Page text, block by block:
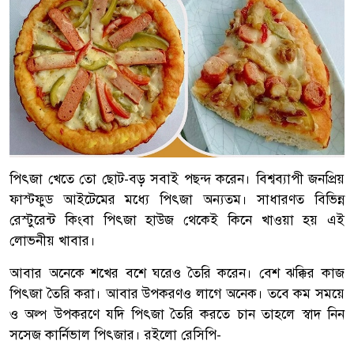
পিৎজা খেতে তো ছোট-বড় সবাই পছন্দ করেন। বিশ্বব্যাপী জনপ্রিয়
ফাস্টফুড আইটেমের মধ্যে পিৎজা অন্যতম। সাধারণত বিভিন্ন
রেস্টুরেন্ট কিংবা পিৎজা হাউজ থেকেই কিনে খাওয়া হয় এই
লোভনীয় খাবার।
আবার অনেকে শখের বশে ঘরেও তৈরি করেন। বেশ ঝক্কির কাজ
পিৎজা তৈরি করা। আবার উপকরণও লাগে অনেক। তবে কম সময়ে
ও অল্প উপকরণে যদি পিৎজা তৈরি করতে চান তাহলে স্বাদ নিন
সসেজ কার্নিভাল পিৎজার। রইলো রেসিপি-